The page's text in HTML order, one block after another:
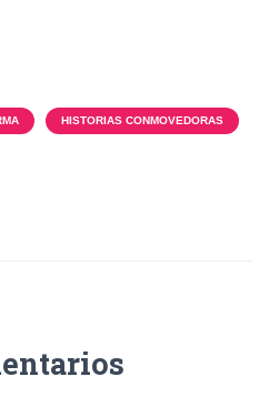
HISTORIAS CONMOVEDORAS